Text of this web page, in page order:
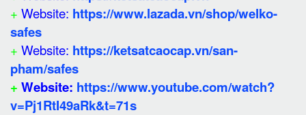
+ Website: https://www.lazada.vn/shop/welko-
safes
+ Website: https://ketsatcaocap.vn/san-
pham/safes
+ Website: https://www.youtube.com/watch?
v=Pj1RtI49aRk&t=71s